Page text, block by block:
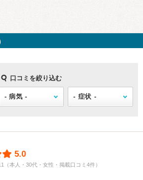
口コミを絞り込む
5.0
（本人・30代・女性・掲載口コミ4件）